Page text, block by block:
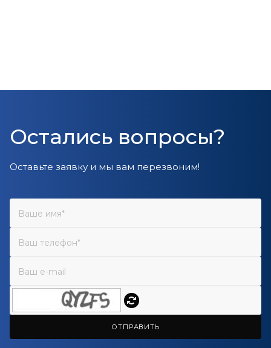
Остались вопросы?
Оставьте заявку и мы вам перезвоним!
ОТПРАВИТЬ